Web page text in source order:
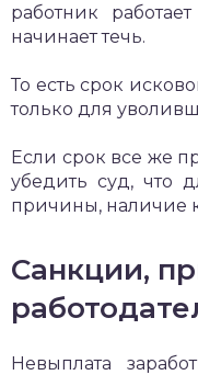
работник
начинает течь.
То есть срок
только для
Если срок все же
убедить суд, что
причины, наличие
Санкции,
Невыплата